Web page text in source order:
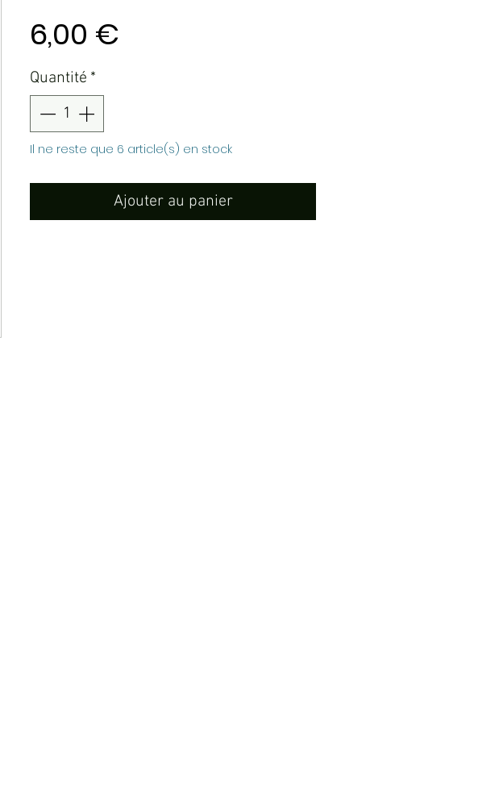
6,00 €
Quantité *
Il ne reste que 6 article(s) en stock
Ajouter au panier